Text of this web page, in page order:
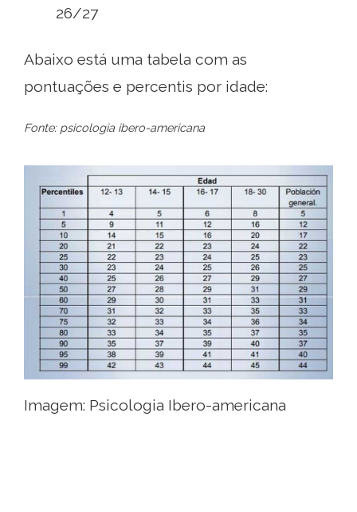
26/27
Abaixo está uma tabela com as
pontuações e percentis por idade:
Fonte: psicologia ibero-americana
Imagem: Psicologia Ibero-americana